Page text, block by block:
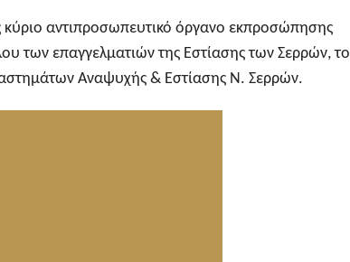
κύριο αντιπροσωπευτικό όργανο εκπροσώπησης
των επαγγελματιών της Εστίασης των Σερρών, το
Αναψυχής & Εστίασης Ν. Σερρών.